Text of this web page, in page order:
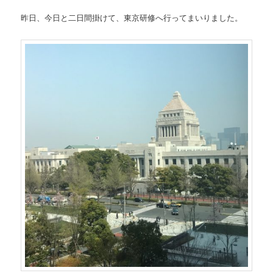
昨日、今日と二日間掛けて、東京研修へ行ってまいりました。